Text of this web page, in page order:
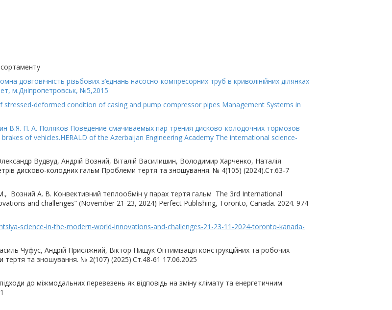
довговічність різьбових з’єднань насосно-компресорних труб в криволінійних ділянках
м.Дніпропетровськ, №5,2015
stressed-deformed condition of casing and pump compressor pipes Management Systems in
В.Я. П. А. Поляков Поведение смачиваемых пар трения дисково-колодочних тормозов
of vehicles.HERALD of the Azerbaijan Engineering Academy The international science-
Вудвуд, Андрій Возний, Віталій Василишин, Володимир Харченко, Наталія
дисково-колодних гальм Проблеми тертя та зношування. № 4(105) (2024).Ст.63-7
А. В. Конвективний теплообмін у парах тертя гальм The 3rd International
and challenges” (November 21-23, 2024) Perfect Publishing, Toronto, Canada. 2024. 974
science-in-the-modern-world-innovations-and-challenges-21-23-11-2024-toronto-kanada-
Чуфус, Андрій Присяжний, Віктор Нищук Оптимізація конструкційних та робочих
тертя та зношування. № 2(107) (2025).Ст.48-61 17.06.2025
до міжмодальних перевезень як відповідь на зміну клімату та енергетичним